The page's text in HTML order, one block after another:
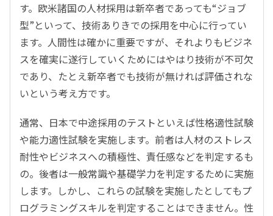
す。欧米諸国の人材採用は新卒者であっても“ジョブ
型”といって、技術ありきでの採用を中心に行ってい
ます。人間性は確かに重要ですが、それよりもビジネ
スを確実に遂行していくためにはやはり技術が不可欠
であり、たとえ新卒者でも技術が無ければ評価されな
いという考え方です。
通常、日本で中途採用のテストといえば性格適性試験
や能力適性試験を実施します。前者は人材のストレス
耐性やビジネスへの積極性、責任感などを判定するも
の。後者は一般常識や基礎学力を判定するために実施
します。しかし、これらの試験を実施したとしてもプ
ログラミングスキルを判定することはできません。性